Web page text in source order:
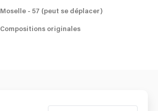
Moselle - 57 (peut se déplacer)
Compositions originales